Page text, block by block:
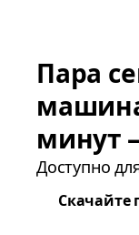
Пара
минут
Доступно
Скачайте